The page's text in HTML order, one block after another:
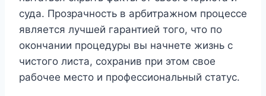
суда. Прозрачность в арбитражном процессе
является лучшей гарантией того, что по
окончании процедуры вы начнете жизнь с
чистого листа, сохранив при этом свое
рабочее место и профессиональный статус.